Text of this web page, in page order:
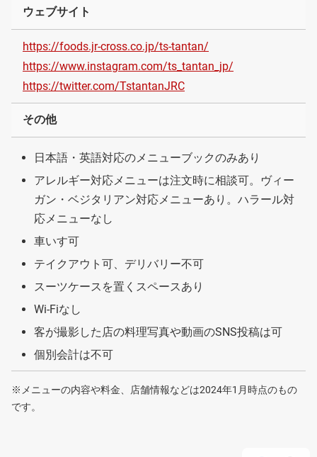
ウェブサイト
https://foods.jr-cross.co.jp/ts-tantan/
https://www.instagram.com/ts_tantan_jp/
https://twitter.com/TstantanJRC
その他
日本語・英語対応のメニューブックのみあり
アレルギー対応メニューは注文時に相談可。ヴィー
ガン・ベジタリアン対応メニューあり。ハラール対
応メニューなし
車いす可
テイクアウト可、デリバリー不可
スーツケースを置くスペースあり
Wi-Fiなし
客が撮影した店の料理写真や動画のSNS投稿は可
個別会計は不可
※メニューの内容や料金、店舗情報などは2024年1月時点のもの
です。